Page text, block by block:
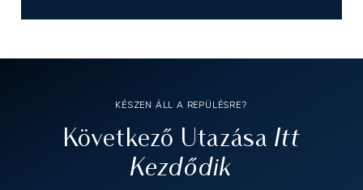
KÉSZEN ÁLL A REPÜLÉSRE?
Következő Utazása Itt
Kezdődik